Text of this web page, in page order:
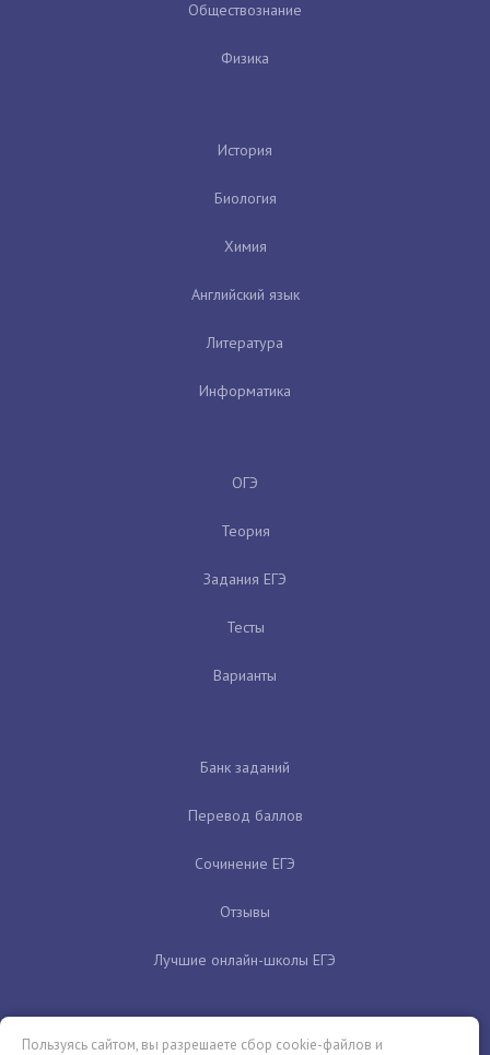
Обществознание
Физика
История
Биология
Химия
Английский язык
Литература
Информатика
ОГЭ
Теория
Задания ЕГЭ
Тесты
Варианты
Банк заданий
Перевод баллов
Сочинение ЕГЭ
Отзывы
Лучшие онлайн-школы ЕГЭ
Пользуясь сайтом, вы разрешаете сбор cookie-файлов и